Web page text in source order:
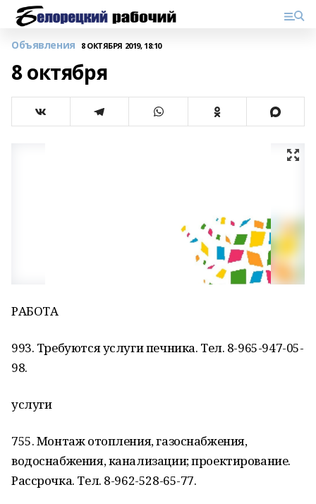
Объявления 8 ОКТЯБРЯ 2019, 18:10
8 октября
РАБОТА
993. Требуются услуги печника. Тел. 8-965-947-05-
98.
услуги
755. Монтаж отопления, газоснабжения,
водоснабжения, канализации; проектирование.
Рассрочка. Тел. 8-962-528-65-77.